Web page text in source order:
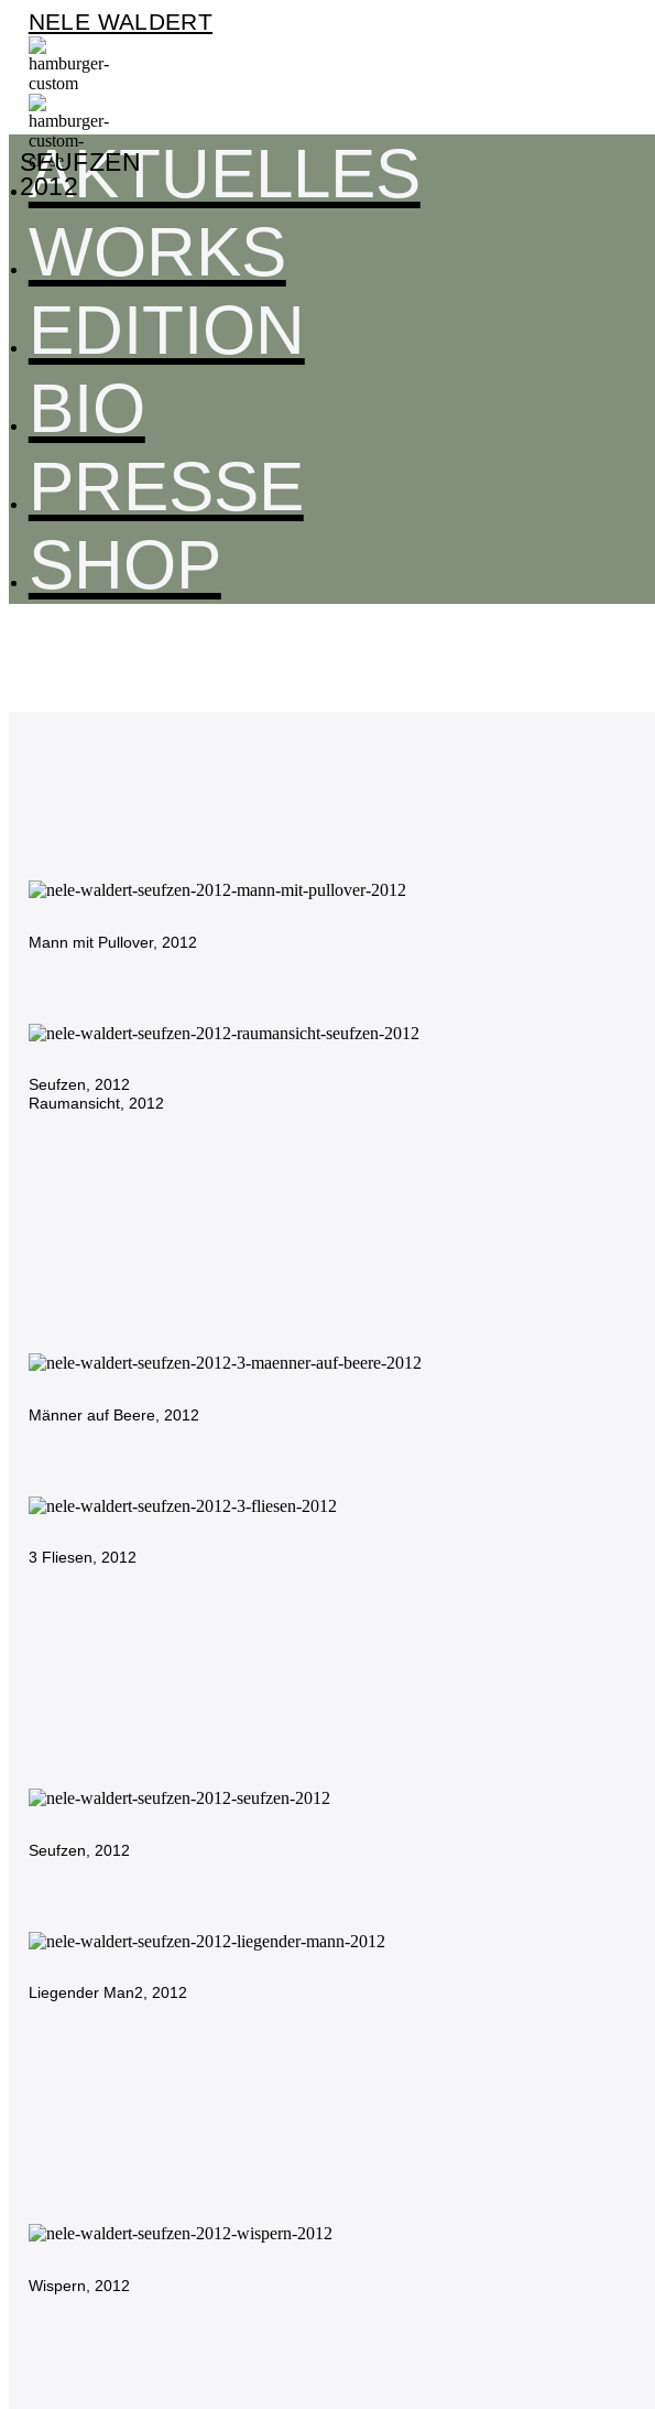
NELE WALDERT
AKTUELLES
WORKS
EDITION
BIO
PRESSE
SHOP
SEUFZEN
2012
Mann mit Pullover, 2012
Seufzen, 2012
Raumansicht, 2012
Männer auf Beere, 2012
3 Fliesen, 2012
Seufzen, 2012
Liegender Man2, 2012
Wispern, 2012